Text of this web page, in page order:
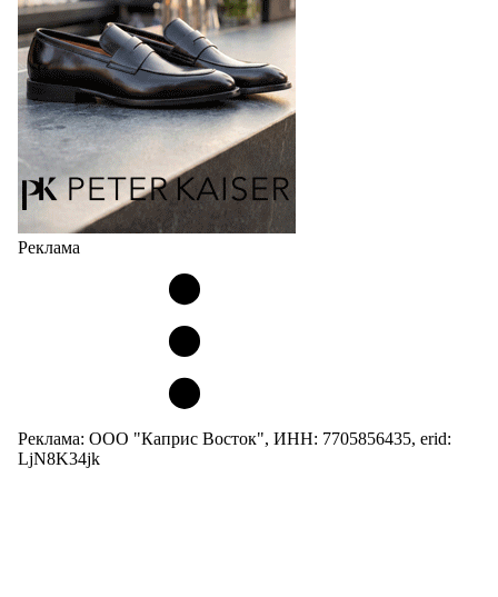
Реклама
Реклама: ООО "Каприс Восток", ИНН: 7705856435, erid:
LjN8K34jk